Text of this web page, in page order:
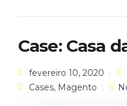
Case: Casa
fevereiro 10, 2020
Cases, Magento